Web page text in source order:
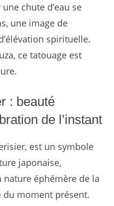
chute d’eau se
une image de
spirituelle.
ce tatouage est
: beauté
de l’instant
est un symbole
japonaise,
éphémère de la
du moment présent.